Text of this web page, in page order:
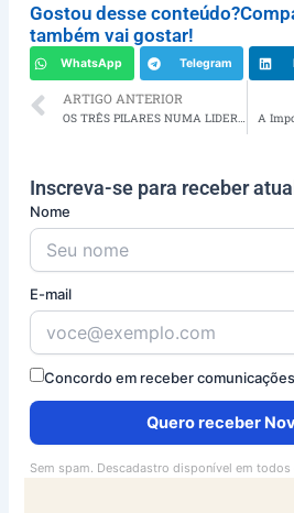
Gostou desse
também vai gostar!
WhatsApp Telegram
Prev
ARTIGO ANTERIOR
OS TRÊS PILARES NUMA LIDERANÇA. A
Inscreva-se para receber
Nome
E-mail
Concordo em receber
Quero receber
Sem spam. Descadastro disponível em